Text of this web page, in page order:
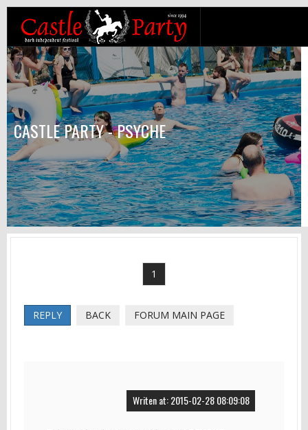
CASTLE PARTY - PSYCHE
1
REPLY BACK FORUM MAIN PAGE
Writen at: 2015-02-28 08:09:08